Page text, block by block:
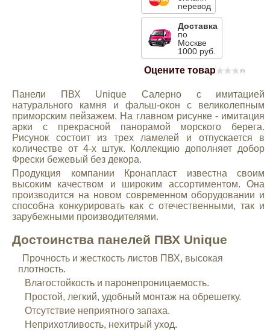
перевод
Доставка
по
Москве
1000 руб.
Оцените товар (0)
Панели ПВХ Unique Салерно с имитацией
натурального камня и фальш-окон с великолепным
приморским пейзажем. На главном рисунке - имитация
арки с прекрасной панорамой морского берега.
Рисунок состоит из трех ламелей и отпускается в
количестве от 4-х штук. Коллекцию дополняет добор
Фрески бежевый без декора.
Продукция компании Кронапласт известна своим
высоким качеством и широким ассортиментом. Она
производится на новом современном оборудовании и
способна конкурировать как с отечественными, так и
зарубежными производителями.
Достоинства панелей ПВХ Unique
Прочность и жесткость листов ПВХ, высокая
плотность.
Влагостойкость и паронепроницаемость.
Простой, легкий, удобный монтаж на обрешетку.
Отсутствие неприятного запаха.
Неприхотливость, нехитрый уход.
Suzuki
Toyota
Volkswagen
УАЗ
Дополнительные товары